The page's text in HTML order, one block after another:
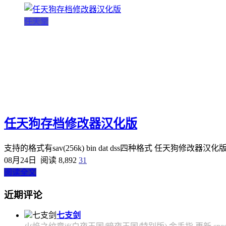
任天堂
任天狗存档修改器汉化版
支持的格式有sav(256k) bin dat dss四种格式 任天狗修改器汉化
08月24日
阅读 8,892 31
阅读全文
近期评论
七支剑